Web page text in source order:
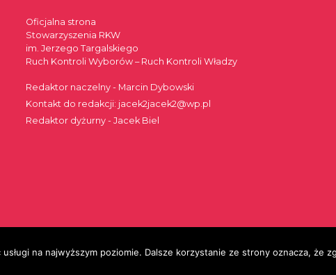
Oficjalna strona
Stowarzyszenia RKW
im. Jerzego Targalskiego
Ruch Kontroli Wyborów – Ruch Kontroli Władzy
Redaktor naczelny - Marcin Dybowski
Kontakt do redakcji: jacek2jacek2@wp.pl
Redaktor dyżurny - Jacek Biel
na najwyższym poziomie. Dalsze korzystanie ze strony oznacza, że